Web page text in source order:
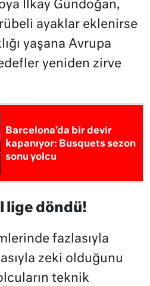
İlkay Gündoğan,
ayaklar eklenirse
yaşana Avrupa
yeniden zirve
Barcelona’da bir devir
kapanıyor: Busquets sezon
sonu yolcu
lige döndü!
fazlasıyla
zeki olduğunu
teknik